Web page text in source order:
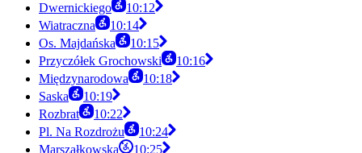
Dwernickiego
10:12
Wiatraczna
10:14
Os. Majdańska
10:15
Przyczółek Grochowski
10:16
Międzynarodowa
10:18
Saska
10:19
Rozbrat
10:22
Pl. Na Rozdrożu
10:24
Marszałkowska
10:25